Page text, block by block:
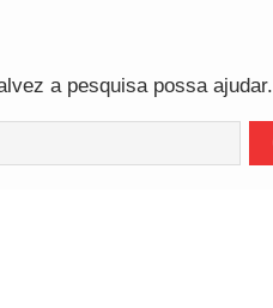
a pesquisa possa ajudar.